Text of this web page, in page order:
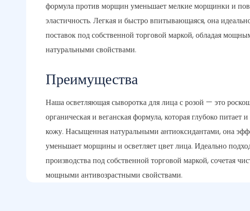
формула против морщин уменьшает мелкие морщинки и
эластичность. Легкая и быстро впитывающаяся, она
поставок под собственной торговой маркой, обладая
натуральными свойствами.
Преимущества
Наша осветляющая сыворотка для лица с розой — это
органическая и веганская формула, которая глубоко питает
кожу. Насыщенная натуральными антиоксидантами, она
уменьшает морщины и осветляет цвет лица. Идеально
производства под собственной торговой маркой, сочетая
мощными антивозрастными свойствами.